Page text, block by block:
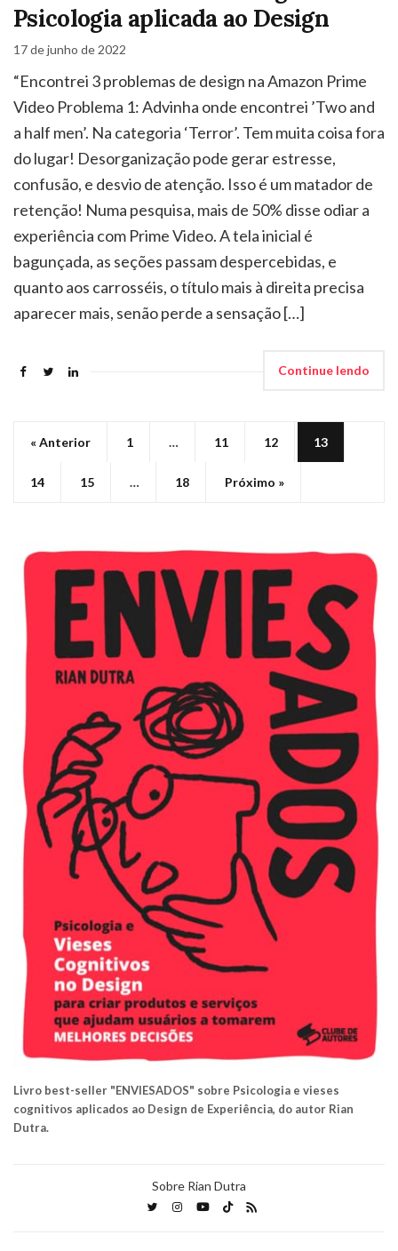
Psicologia aplicada ao Design
17 de junho de 2022
“Encontrei 3 problemas de design na Amazon Prime
Video Problema 1: Advinha onde encontrei ’Two and
a half men’. Na categoria ‘Terror’. Tem muita coisa fora
do lugar! Desorganização pode gerar estresse,
confusão, e desvio de atenção. Isso é um matador de
retenção! Numa pesquisa, mais de 50% disse odiar a
experiência com Prime Video. A tela inicial é
bagunçada, as seções passam despercebidas, e
quanto aos carrosséis, o título mais à direita precisa
aparecer mais, senão perde a sensação […]
Continue lendo
« Anterior 1 … 11 12 13
14 15 … 18 Próximo »
Livro best-seller "ENVIESADOS" sobre Psicologia e vieses
cognitivos aplicados ao Design de Experiência, do autor Rian
Dutra.
Sobre Rian Dutra